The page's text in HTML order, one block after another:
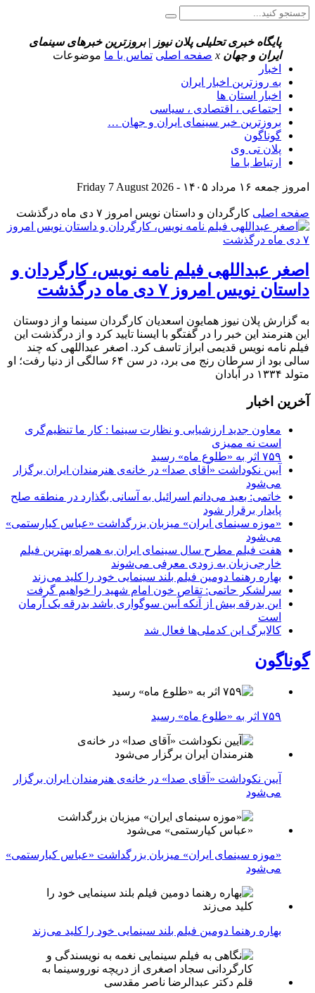
پایگاه خبری تحلیلی پلان نیوز | بروزترین خبرهای سینمای
ایران و جهان x صفحه اصلی تماس با ما موضوعات
اخبار
به روزترین اخبار ایران
اخبار استان ها
اجتماعی ، اقتصادی ، سیاسی
بروزترین خبر سینمای ایران و جهان …
گوناگون
پلان تی وی
ارتباط با ما
امروز جمعه ۱۶ مرداد ۱۴۰۵ - Friday 7 August 2026
صفحه اصلی کارگردان و داستان نویس امروز ۷ دی ماه درگذشت
اصغر عبداللهی فیلم نامه نویس، کارگردان و
داستان نویس امروز ۷ دی ماه درگذشت
به گزارش پلان نیوز همایون اسعدیان کارگردان سینما و از دوستان
این هنرمند این خبر را در گفتگو با ایسنا تایید کرد و از درگذشت این
فیلم نامه نویس قدیمی ابراز تاسف کرد. اصغر عبداللهی که چند
سالی بود از سرطان رنج می برد، در سن ۶۴ سالگی از دنیا رفت؛ او
متولد ۱۳۳۴ در آبادان
آخرین اخبار
معاون جدید ارزشیابی و نظارت سینما : کار ما تنظیم‌گری
است نه ممیزی
۷۵۹ اثر به «طلوع ماه» رسید
آیین نکوداشت «آقای صدا» در خانه‌ی هنرمندان ایران برگزار
می‌شود
خاتمی: بعید می‌دانم اسرائیل به آسانی بگذارد در منطقه صلح
پایدار برقرار شود
«موزه سینمای ایران» میزبان بزرگداشت «عباس کیارستمی»
می‌شود
هفت فیلم مطرح سال سینمای ایران به همراه بهترین فیلم
خارجی‌زبان به زودی معرفی می‌شوند
بهاره رهنما دومین فیلم بلند سینمایی خود را کلید می‌زند
سرلشکر حاتمی: تقاص خون امام شهید را خواهیم گرفت
این بدرقه بیش از آنکه آیین سوگواری باشد بدرقه یک آرمان
است
کالابرگ این کدملی‌ها فعال شد
گوناگون
۷۵۹ اثر به «طلوع ماه» رسید
آیین نکوداشت «آقای صدا» در خانه‌ی هنرمندان ایران برگزار
می‌شود
«موزه سینمای ایران» میزبان بزرگداشت «عباس کیارستمی»
می‌شود
بهاره رهنما دومین فیلم بلند سینمایی خود را کلید می‌زند